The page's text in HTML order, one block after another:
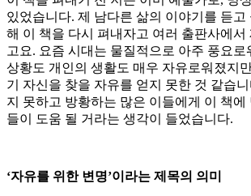
있었습니다. 제 남다른 삶의 이야기를 듣고
해 이 책을 다시 펴내자고 여러 출판사에서
고요. 요즘 시대는 물질적으로 아주 풍요로
상황도 개인의 생활도 매우 자유로워졌지
기 자신을 찾을 자유를 얻지 못한 것 같습
지 못하고 방황하는 많은 이들에게 이 책에
들이 도움 될 거라는 생각이 들었습니다.
‘자유를 위한 변명’이라는 제목의 의미